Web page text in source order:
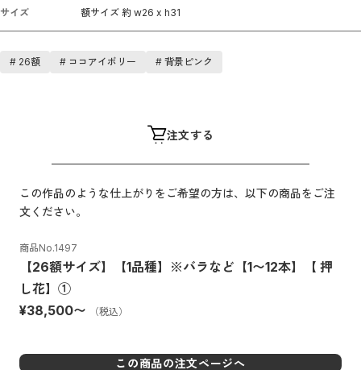
サイズ 額サイズ 約 w26 x h31
# 26額 # ココアイボリー # 背景ピンク
注文する
この作品のような仕上がりをご希望の方は、以下の商品をご注
文ください。
商品No.1497
【26額サイズ】【1品種】※バラなど【1〜12本】【 押
し花】①
¥38,500〜 （税込）
この商品の注文ページへ